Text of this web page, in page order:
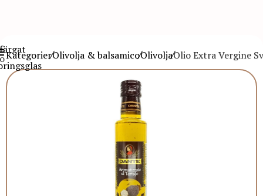
KategorierOlivolja & balsamicoOlivoljaOlio Extra Vergine